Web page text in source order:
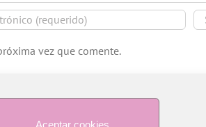
Aceptar cookies
vez que comente.